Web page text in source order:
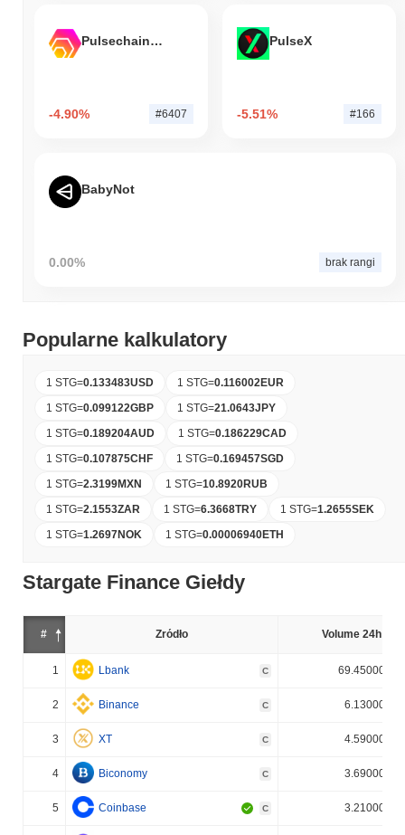
Pulsechain Bridged HEX (Pulsechain)
-4.90% #6407
PulseX
-5.51% #166
BabyNot
0.00% brak rangi
Popularne kalkulatory
1 STG=0.133483USD 1 STG=0.116002EUR
1 STG=0.099122GBP 1 STG=21.0643JPY
1 STG=0.189204AUD 1 STG=0.186229CAD
1 STG=0.107875CHF 1 STG=0.169457SGD
1 STG=2.3199MXN 1 STG=10.8920RUB
1 STG=2.1553ZAR 1 STG=6.3668TRY 1 STG=1.2655SEK
1 STG=1.2697NOK 1 STG=0.00006940ETH
Stargate Finance Giełdy
# Źródło Volume 24h (%)
1 Lbank C 69.450000%
2 Binance C 6.130000%
3 XT C 4.590000%
4 Biconomy C 3.690000%
5 Coinbase C 3.210000%